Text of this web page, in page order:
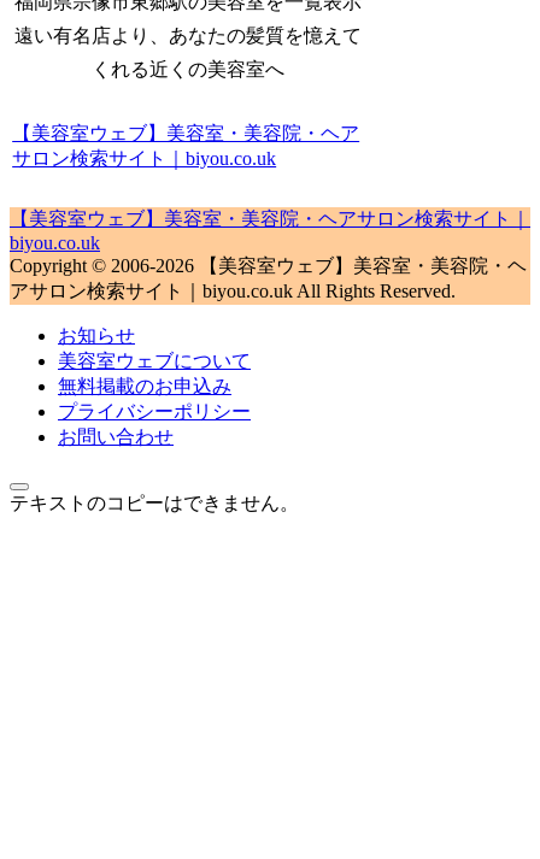
遠い有名店より、あなたの髪質を憶えて
くれる近くの美容室へ
【美容室ウェブ】美容室・美容院・ヘア
サロン検索サイト｜biyou.co.uk
【美容室ウェブ】美容室・美容院・ヘアサロン検索サイト｜
biyou.co.uk
Copyright © 2006-2026 【美容室ウェブ】美容室・美容院・ヘ
アサロン検索サイト｜biyou.co.uk All Rights Reserved.
お知らせ
美容室ウェブについて
無料掲載のお申込み
プライバシーポリシー
お問い合わせ
テキストのコピーはできません。